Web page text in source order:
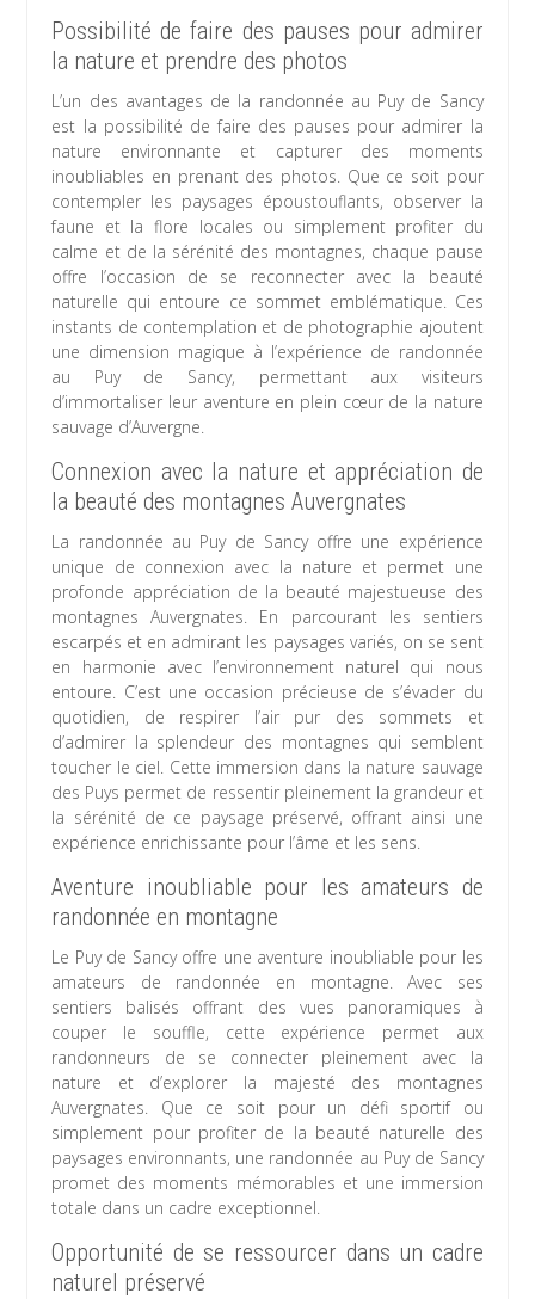
Possibilité de faire des pauses pour admirer
la nature et prendre des photos
L’un des avantages de la randonnée au Puy de Sancy
est la possibilité de faire des pauses pour admirer la
nature environnante et capturer des moments
inoubliables en prenant des photos. Que ce soit pour
contempler les paysages époustouflants, observer la
faune et la flore locales ou simplement profiter du
calme et de la sérénité des montagnes, chaque pause
offre l’occasion de se reconnecter avec la beauté
naturelle qui entoure ce sommet emblématique. Ces
instants de contemplation et de photographie ajoutent
une dimension magique à l’expérience de randonnée
au Puy de Sancy, permettant aux visiteurs
d’immortaliser leur aventure en plein cœur de la nature
sauvage d’Auvergne.
Connexion avec la nature et appréciation de
la beauté des montagnes Auvergnates
La randonnée au Puy de Sancy offre une expérience
unique de connexion avec la nature et permet une
profonde appréciation de la beauté majestueuse des
montagnes Auvergnates. En parcourant les sentiers
escarpés et en admirant les paysages variés, on se sent
en harmonie avec l’environnement naturel qui nous
entoure. C’est une occasion précieuse de s’évader du
quotidien, de respirer l’air pur des sommets et
d’admirer la splendeur des montagnes qui semblent
toucher le ciel. Cette immersion dans la nature sauvage
des Puys permet de ressentir pleinement la grandeur et
la sérénité de ce paysage préservé, offrant ainsi une
expérience enrichissante pour l’âme et les sens.
Aventure inoubliable pour les amateurs de
randonnée en montagne
Le Puy de Sancy offre une aventure inoubliable pour les
amateurs de randonnée en montagne. Avec ses
sentiers balisés offrant des vues panoramiques à
couper le souffle, cette expérience permet aux
randonneurs de se connecter pleinement avec la
nature et d’explorer la majesté des montagnes
Auvergnates. Que ce soit pour un défi sportif ou
simplement pour profiter de la beauté naturelle des
paysages environnants, une randonnée au Puy de Sancy
promet des moments mémorables et une immersion
totale dans un cadre exceptionnel.
Opportunité de se ressourcer dans un cadre
naturel préservé